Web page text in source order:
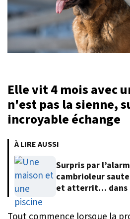
Elle vit 4 mois avec
n'est pas la sienne,
incroyable échange
À LIRE AUSSI
Surpris par
cambrioleur
et atterrit… dans